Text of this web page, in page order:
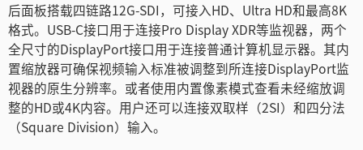
Spain
Sweden
中华台北
Turkey
后面板搭载四链路12G-SDI，可接入HD、Ultra HD和最高8K
格式。USB-C接口用于连接Pro Display XDR等监视器，两个
全尺寸的DisplayPort接口用于连接普通计算机显示器。其内
置缩放器可确保视频输入标准被调整到所连接DisplayPort监
视器的原生分辨率。或者使用内置像素模式查看未经缩放调
整的HD或4K内容。用户还可以连接双取样（2SI）和四分法
（Square Division）输入。